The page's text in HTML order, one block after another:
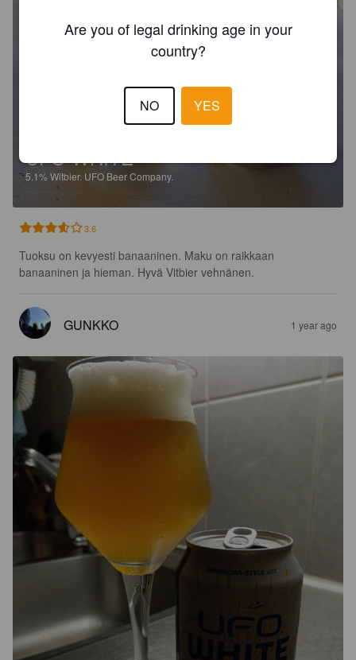
UFO WHITE
5.1% Witbier. UFO Beer Company.
3.6
Tuoksu on kevyesti banaaninen. Maku on raikkaan
banaaninen ja hieman. Hyvä Vitbier vehnänen.
GUNKKO 1 year ago
Are you of legal drinking age in your
country?
NO YES